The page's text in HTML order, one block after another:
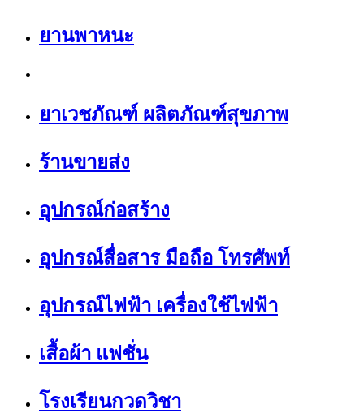
ยานพาหนะ
ยาเวชภัณฑ์ ผลิตภัณฑ์สุขภาพ
ร้านขายส่ง
อุปกรณ์ก่อสร้าง
อุปกรณ์สื่อสาร มือถือ โทรศัพท์
อุปกรณ์ไฟฟ้า เครื่องใช้ไฟฟ้า
เสื้อผ้า แฟชั่น
โรงเรียนกวดวิชา